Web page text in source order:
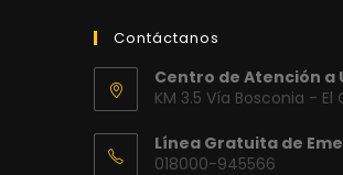
Contáctanos
Centro de Atención a
KM 3.5 Vía Bosconia - El
Línea Gratuita de
018000-945566